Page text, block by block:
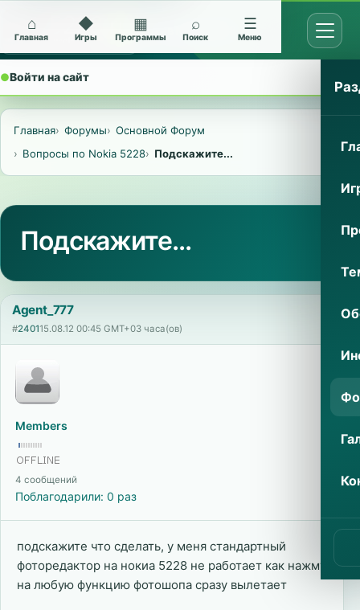
Архив Nokia 5228
●Войти на сайт
⌂
Главная
◆
Игры
▦
Программы
⌕
Поиск
☰
Меню
Главная Форумы
Основной Форум
Вопросы по Nokia 5228
Подскажите...
Подскажите...
Agent_777
#240115.08.12 00:45 GMT+03 часа(ов)
Members
4 сообщений
Поблагодарили: 0 раз
подскажите что сделать, у меня стандартный
фоторедактор на нокиа 5228 не работает как нажму
на любую функцию фотошопа сразу вылетает